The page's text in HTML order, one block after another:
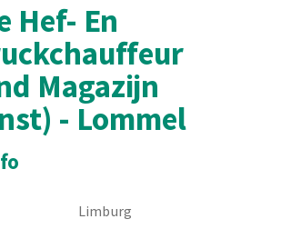
Hef- En
Magazijn
- Lommel
Limburg